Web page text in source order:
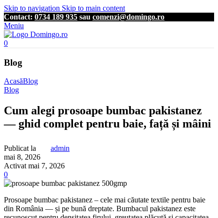
Skip to navigation Skip to main content
Contact: 0734 189 935 sau comenzi@domingo.ro
Meniu
0
Blog
AcasăBlog
Blog
Cum alegi prosoape bumbac pakistanez
— ghid complet pentru baie, față și mâini
Publicat la
admin
mai 8, 2026
Activat mai 7, 2026
0
Prosoape bumbac pakistanez – cele mai căutate textile pentru baie
din România — și pe bună dreptate. Bumbacul pakistanez este